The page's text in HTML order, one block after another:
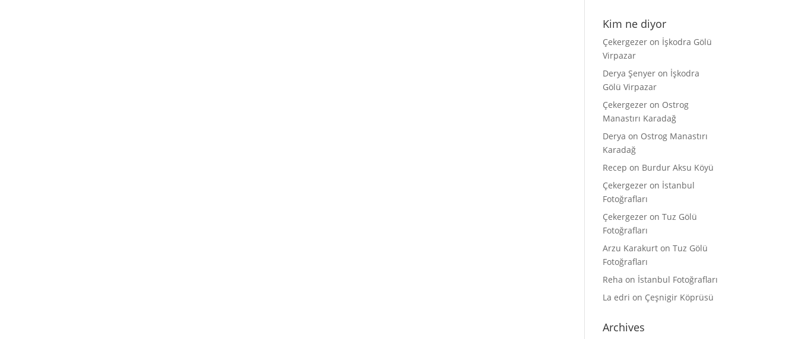
Kim ne diyor
Çekergezer on İşkodra Gölü
Virpazar
Derya Şenyer on İşkodra
Gölü Virpazar
Çekergezer on Ostrog
Manastırı Karadağ
Derya on Ostrog Manastırı
Karadağ
Recep on Burdur Aksu Köyü
Çekergezer on İstanbul
Fotoğrafları
Çekergezer onTuz Gölü
Fotoğrafları
Arzu Karakurt onTuz Gölü
Fotoğrafları
Reha on İstanbul Fotoğrafları
La edri on Çeşnigir Köprüsü
Archives